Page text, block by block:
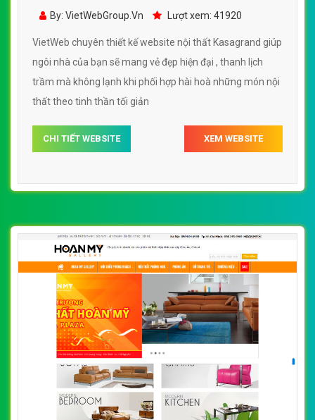
Kasagrand đẹp, chuyên nghiệp chuẩn SEO
By: VietWebGroup.Vn Lượt xem: 41920
VietWeb chuyên thiết kế website nội thất Kasagrand giúp
ngôi nhà của bạn sẽ mang vẻ đẹp hiện đại , thanh lịch
trầm mà không lạnh khi phối hợp hài hoà những món nội
thất theo tinh thần tối giản
CHI TIẾT WEBSITE XEM WEBSITE